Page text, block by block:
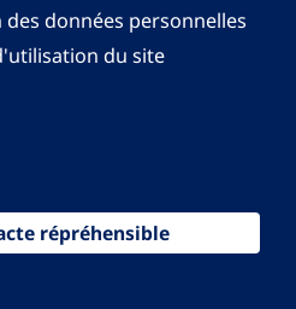
données personnelles
du site
répréhensible